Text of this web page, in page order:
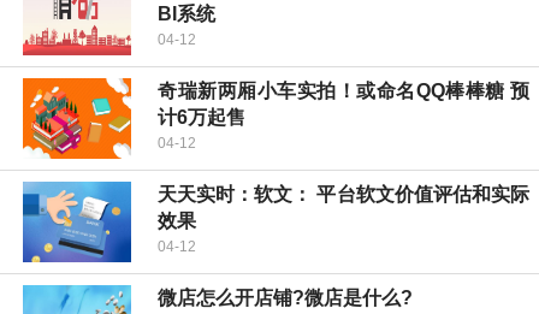
BI系统
04-12
奇瑞新两厢小车实拍！或命名QQ棒棒糖 预
计6万起售
04-12
天天实时：软文： 平台软文价值评估和实际
效果
04-12
微店怎么开店铺?微店是什么?